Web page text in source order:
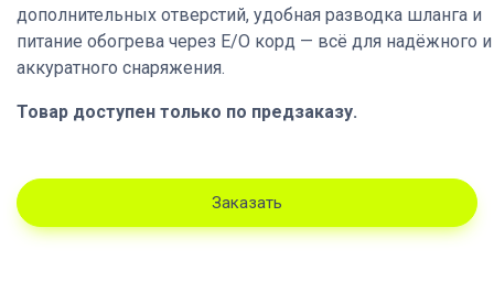
дополнительных отверстий, удобная разводка шланга и
питание обогрева через E/O корд — всё для надёжного и
аккуратного снаряжения.
Товар доступен только по предзаказу.
Заказать